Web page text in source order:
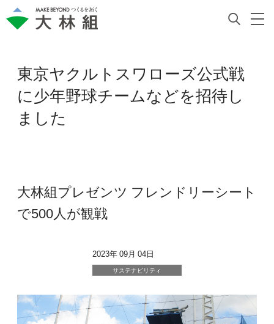
東京ヤクルトスワローズ公式戦
に少年野球チームなどを招待し
ました
大林組プレゼンツ フレンドリーシート
で500人が観戦
2023年 09月 04日
サステナビリティ